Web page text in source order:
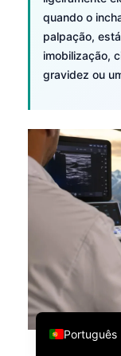
quando o
palpação,
imobilização,
gravidez ou
A
Português
English
Deutsch
Français
עִבְרִית
Italiano
Español
Română
简体中文
فارسی